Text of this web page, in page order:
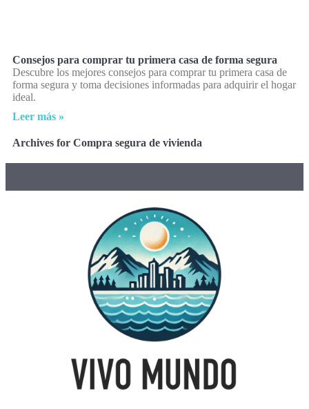
Consejos para comprar tu primera casa de forma segura
Descubre los mejores consejos para comprar tu primera casa de
forma segura y toma decisiones informadas para adquirir el hogar
ideal.
Leer más »
Archives for Compra segura de vivienda